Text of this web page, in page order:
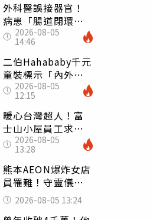
外科醫誤接器官！
病患「腸道閉環」
無法排便險死 同
行看傻：糟糕至極
2026-08-05
14:46
二伯Hahababy千元
童裝標示「內外層
皆純棉」 SGS檢
測證明：內裡100%
聚酯纖維
2026-08-05
12:15
暖心台灣超人！富
士山小屋員工求助
「想活下去」 山
友狂背物資上山：
台灣真的是寶島
2026-08-05
13:28
熊本AEON爆炸女店
員罹難！守靈儀式
擺純白婚紗 「妻
已不在身邊」他淚
2026-08-05 13:24